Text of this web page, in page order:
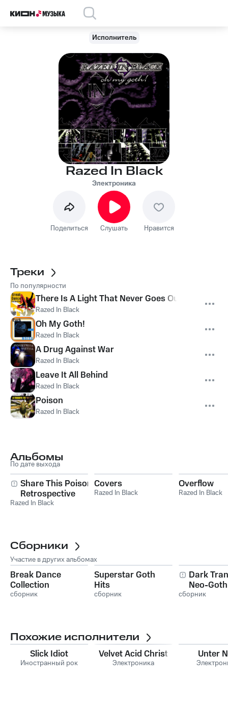
Исполнитель
Razed In Black
Электроника
Поделиться Слушать Нравится
Треки
По популярности
There Is A Light That Never Goes Out
Razed In Black
Oh My Goth!
Razed In Black
A Drug Against War
Razed In Black
Leave It All Behind
Razed In Black
Poison
Razed In Black
Альбомы
По дате выхода
Share This Poison -
Retrospective
Razed In Black
Covers
Razed In Black
Overflow
Razed In Black
Сборники
Участие в других альбомах
Break Dance
Collection
сборник
Superstar Goth
Hits
сборник
Dark
Neo-Goth
сборник
Похожие исполнители
Slick Idiot
Иностранный рок
Velvet Acid Christ
Электроника
Unter